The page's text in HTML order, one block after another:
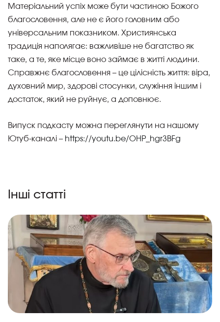
Матеріальний успіх може бути частиною Божого
благословення, але не є його головним або
універсальним показником. Християнська
традиція наполягає: важливіше не багатство як
таке, а те, яке місце воно займає в житті людини.
Справжнє благословення – це цілісність життя: віра,
духовний мир, здорові стосунки, служіння іншим і
достаток, який не руйнує, а доповнює.
Випуск подкасту можна переглянути на нашому
Ютуб-каналі – https://youtu.be/OHP_hgr3BFg
Інші статті